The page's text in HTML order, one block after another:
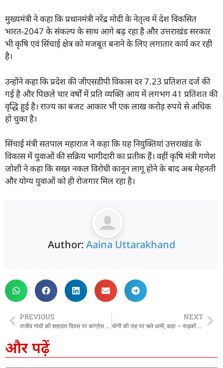
मुख्यमंत्री ने कहा कि प्रधानमंत्री नरेंद्र मोदी के नेतृत्व में देश विकसित
भारत-2047 के संकल्प के साथ आगे बढ़ रहा है और उत्तराखंड सरकार
भी कृषि एवं सिंचाई क्षेत्र को मजबूत बनाने के लिए लगातार कार्य कर रही
है।
उन्होंने कहा कि प्रदेश की जीएसडीपी विकास दर 7.23 प्रतिशत दर्ज की
गई है और पिछले चार वर्षों में प्रति व्यक्ति आय में लगभग 41 प्रतिशत की
वृद्धि हुई है। राज्य का बजट आकार भी एक लाख करोड़ रुपये से अधिक
हो चुका है।
सिंचाई मंत्री सतपाल महाराज ने कहा कि यह नियुक्तियां उत्तराखंड के
विकास में युवाओं की सक्रिय भागीदारी का प्रतीक हैं। वहीं कृषि मंत्री गणेश
जोशी ने कहा कि सख्त नकल विरोधी कानून लागू होने के बाद अब मेहनती
और योग्य युवाओं को ही रोजगार मिल रहा है।
Author: Aaina Uttarakhand
PREVIOUS
राजीव गांधी की शहादत दिवस पर कांग्रेस ने दी श्रद्धांजलि, गणेश गोदियाल बोले- सूचना क्रांति के जनक थे राजीव गांधी
NEXT
योगी की राह पर चले धामी, कहा – सड़कों पर नमाज की इजाजत नहीं…
और पढ़ें